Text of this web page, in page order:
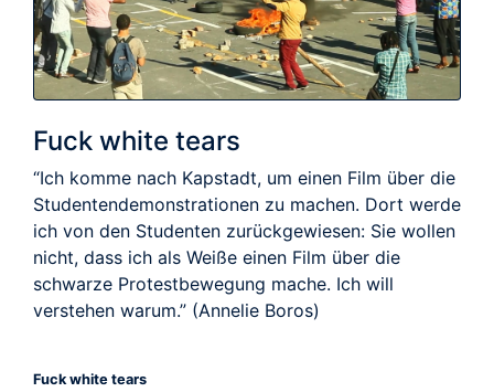
Fuck white tears
“Ich komme nach Kapstadt, um einen Film über die
Studentendemonstrationen zu machen. Dort werde
ich von den Studenten zurückgewiesen: Sie wollen
nicht, dass ich als Weiße einen Film über die
schwarze Protestbewegung mache. Ich will
verstehen warum.” (Annelie Boros)
Fuck white tears